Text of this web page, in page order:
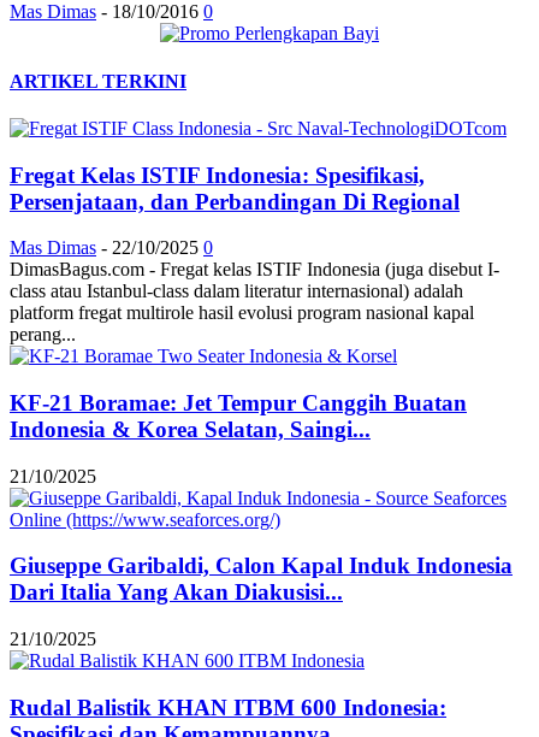
Mas Dimas - 18/10/2016 0
ARTIKEL TERKINI
Fregat Kelas ISTIF Indonesia: Spesifikasi,
Persenjataan, dan Perbandingan Di Regional
Mas Dimas - 22/10/2025 0
DimasBagus.com - Fregat kelas ISTIF Indonesia (juga disebut I-
class atau Istanbul-class dalam literatur internasional) adalah
platform fregat multirole hasil evolusi program nasional kapal
perang...
KF-21 Boramae: Jet Tempur Canggih Buatan
Indonesia & Korea Selatan, Saingi...
21/10/2025
Giuseppe Garibaldi, Calon Kapal Induk Indonesia
Dari Italia Yang Akan Diakusisi...
21/10/2025
Rudal Balistik KHAN ITBM 600 Indonesia: